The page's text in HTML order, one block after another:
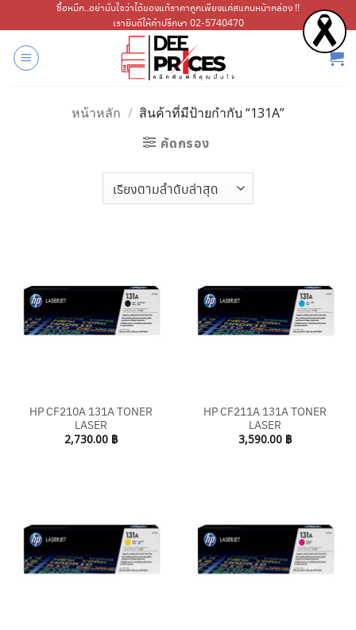
ไป
เนื้อหา
ซื้อหมึก..อย่ามั่นใจว่าได้ของแท้ราคาถูกเพียงแค่สแกนหน้ากล่อง !!
เรายินดีให้คำปรึกษา 02-5740470
หน้าหลัก / สินค้าที่มีป้ายกำกับ “131A”
คัดกรอง
HP CF210A 131A TONER
LASER
2,730.00 ฿
HP CF211A 131A TONER
LASER
3,590.00 ฿